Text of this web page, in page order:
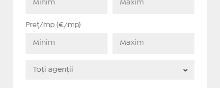
Preț/mp (€/mp)